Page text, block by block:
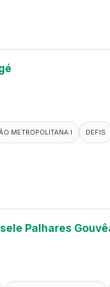
METROPOLITANA I DEFIS
Palhares